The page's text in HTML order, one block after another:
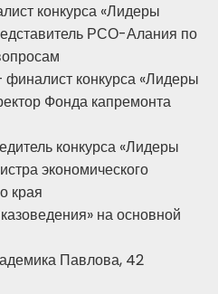
конкурса «Лидеры
РСО-Алания по
конкурса «Лидеры
Фонда капремонта
конкурса «Лидеры
экономического
края
на основной
Павлова, 42